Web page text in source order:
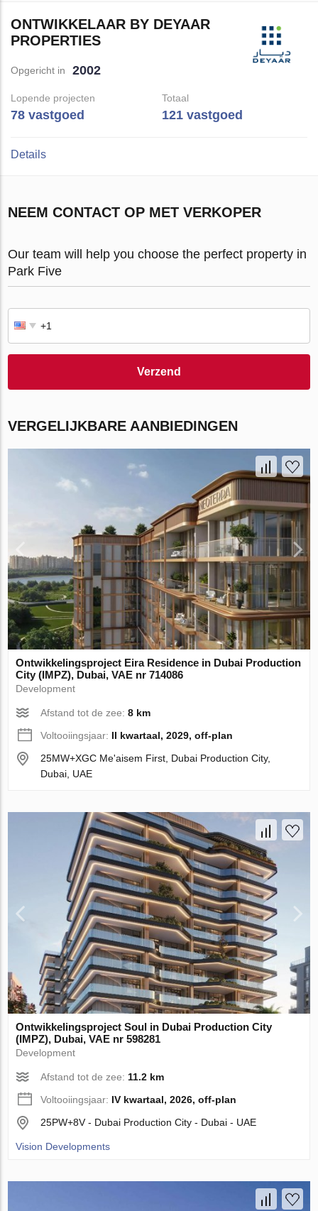
ONTWIKKELAAR BY DEYAAR
PROPERTIES
Opgericht in 2002
Lopende projecten
78 vastgoed
Totaal
121 vastgoed
Details
NEEM CONTACT OP MET VERKOPER
Our team will help you choose the perfect property in
Park Five
Verzend
VERGELIJKBARE AANBIEDINGEN
Ontwikkelingsproject Eira Residence in Dubai Production
City (IMPZ), Dubai, VAE nr 714086
Development
Afstand tot de zee:8 km
Voltooiingsjaar: II kwartaal, 2029, off-plan
25MW+XGC Me'aisem First, Dubai Production City,
Dubai, UAE
Ontwikkelingsproject Soul in Dubai Production City
(IMPZ), Dubai, VAE nr 598281
Development
Afstand tot de zee: 11.2 km
Voltooiingsjaar: IV kwartaal, 2026, off-plan
25PW+8V - Dubai Production City - Dubai - UAE
Vision Developments